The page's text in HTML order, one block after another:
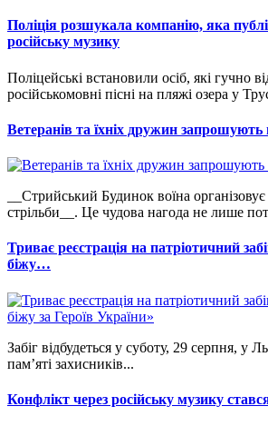
Поліція розшукала компанію, яка
російську музику
Поліцейські встановили осіб, які гучно
російськомовні пісні на пляжі озера у
Ветеранів та їхніх дружин запрошують
__Стрийський Будинок воїна
стрільби__. Це чудова нагода не лише
Триває реєстрація на патріотичний
біжу…
Забіг відбудеться у суботу, 29 серпня, у
пам’яті захисників...
Конфлікт через російську музику